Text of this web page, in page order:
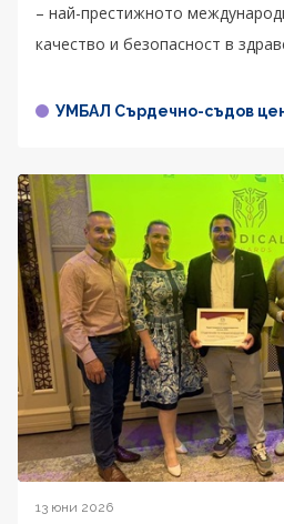
– най-престижното
качество и безопасност в
УМБАЛ Сърдечно-съдов
13 юни 2026